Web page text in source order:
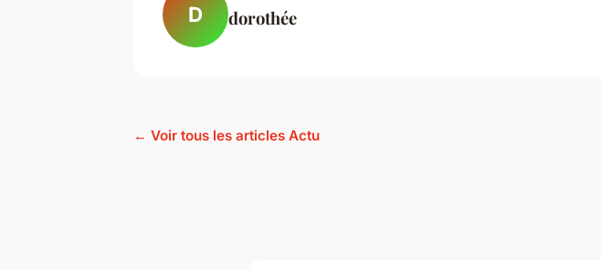
D dorothée
← Voir tous les articles Actu